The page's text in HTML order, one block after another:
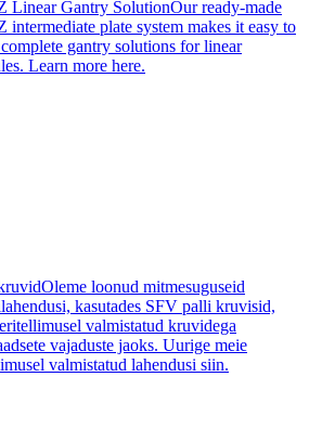
Linear Gantry SolutionOur ready-made
intermediate plate system makes it easy to
gantry solutions for linear
Learn more here.
Oleme loonud mitmesuguseid
kasutades SFV palli kruvisid,
valmistatud kruvidega
vajaduste jaoks. Uurige meie
valmistatud lahendusi siin.